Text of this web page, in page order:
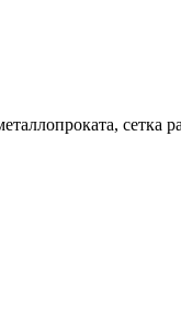
сетка